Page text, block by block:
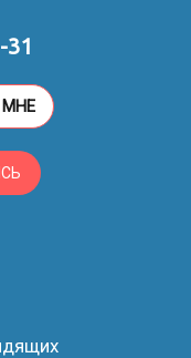
в синусах;
ткани;
(врастание корня
пазуху);
с полостью
31
МНЕ